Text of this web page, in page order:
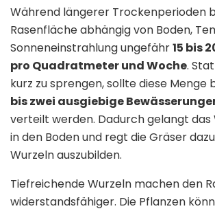
Während längerer Trockenperioden
Rasenfläche abhängig von Boden,
Sonneneinstrahlung ungefähr15 bis
pro Quadratmeter und Woche.
kurz zu sprengen, sollte diese Menge
bis zwei ausgiebige
verteilt werden. Dadurch gelangt das
in den Boden und regt die Gräser
Wurzeln auszubilden.
Tiefreichende Wurzeln machen den
widerstandsfähiger. Die Pflanzen